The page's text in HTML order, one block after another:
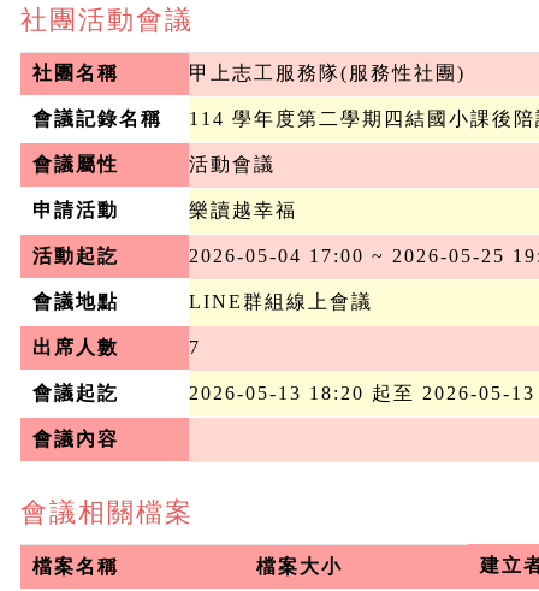
社團活動會議
社團名稱 甲上志工服務隊(服務性社團)
會議記錄名稱 114 學年度第二學期四結國小課後
會議屬性 活動會議
申請活動 樂讀越幸福
活動起訖 2026-05-04 17:00 ~ 2026-05-25
會議地點 LINE群組線上會議
出席人數 7
會議起訖 2026-05-13 18:20 起至 2026-05-
會議內容
會議相關檔案
檔案名稱 檔案大小
建立